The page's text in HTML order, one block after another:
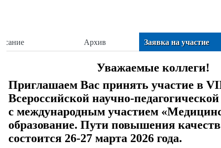
Архив Заявка на участие
Уважаемые коллеги!
Приглашаем Вас принять участие в
Всероссийской научно-
с международным участием
образование. Пути повышения
состоится 26-27 марта 2026 года.